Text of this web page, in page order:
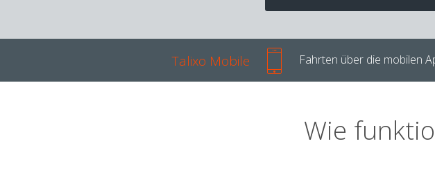
Talixo Mobile Fahrten über die mobilen
Wie